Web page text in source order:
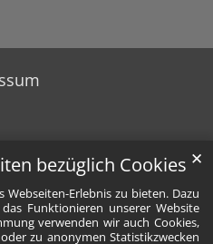
bezüglich Cookies
Erlebnis zu bieten. Dazu
Funktionieren unserer Website
verwenden wir auch Cookies,
zu anonymen Statistikzwecken
✕